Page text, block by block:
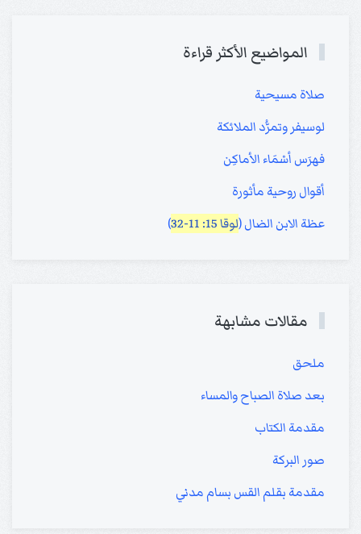
المواضيع الأكثر قراءة
صلاة مسيحية
لوسيفر وتمرُّد الملائكة
فهرَس أسْمَاء الأماكِن
أقوال روحية مأثورة
عظة الابن الضال (لوقا 15: 11-32 )
مقالات مشابهة
ملحق
بعد صلاة الصباح والمساء
مقدمة الكتاب
صور البركة
مقدمة بقلم القس بسام مدني